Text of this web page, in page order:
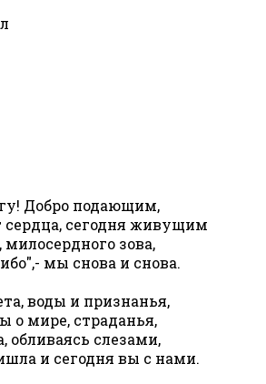
Добро подающим,
сердца, сегодня живущим
зова,
мы снова и снова.
воды и признанья,
о мире, страданья,
слезами,
и сегодня вы с нами.